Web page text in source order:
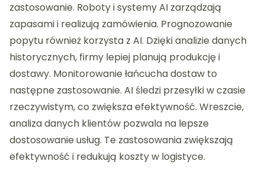
zastosowanie. Roboty i systemy AI zarządzają
zapasami i realizują zamówienia. Prognozowanie
popytu również korzysta z AI. Dzięki analizie danych
historycznych, firmy lepiej planują produkcję i
dostawy. Monitorowanie łańcucha dostaw to
następne zastosowanie. AI śledzi przesyłki w czasie
rzeczywistym, co zwiększa efektywność. Wreszcie,
analiza danych klientów pozwala na lepsze
dostosowanie usług. Te zastosowania zwiększają
efektywność i redukują koszty w logistyce.